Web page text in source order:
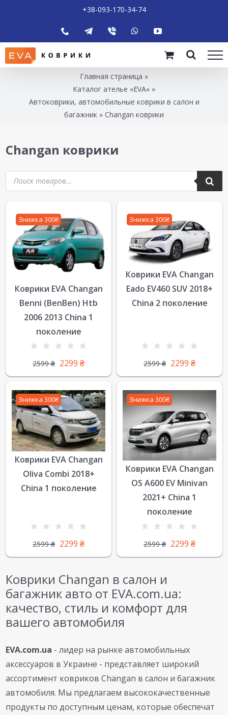
+38-093-170-34-74
Главная страница »
Каталог ателье «EVA» »
Автоковрики, автомобильные коврики в салон и
багажник » Changan коврики
Changan коврики
Знижка 300₴
Коврики EVA Changan
Benni (BenBen) Htb
2006 2013 China 1
поколение
2599₴ 2299 ₴
Знижка 300₴
Коврики EVA Changan
Eado EV460 SUV 2018+
China 2 поколение
2599₴ 2299 ₴
Знижка 300₴
Коврики EVA Changan
Oliva Combi 2018+
China 1 поколение
2599₴ 2299 ₴
Знижка 300₴
Коврики EVA Changan
OS A600 EV Minivan
2021+ China 1
поколение
2599₴ 2299 ₴
Коврики Changan в салон и
багажник авто от EVA.com.ua:
качество, стиль и комфорт для
вашего автомобиля
EVA.com.ua - лидер на рынке автомобильных
аксессуаров в Украине - представляет широкий
ассортимент ковриков Changan в салон и багажник
автомобиля. Мы предлагаем высококачественные
продукты по доступным ценам, которые обеспечат